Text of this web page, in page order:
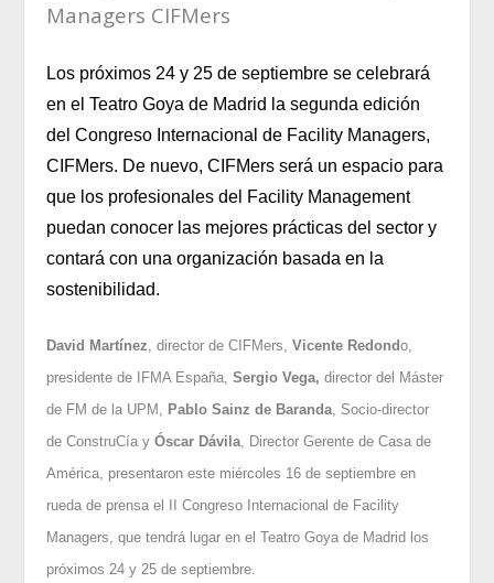
Managers CIFMers
Los próximos 24 y 25 de septiembre se celebrará
en el Teatro Goya de Madrid la segunda edición
del Congreso Internacional de Facility Managers,
CIFMers. De nuevo, CIFMers será un espacio para
que los profesionales del Facility Management
puedan conocer las mejores prácticas del sector y
contará con una organización basada en la
sostenibilidad.
David Martínez, director de CIFMers,Vicente Redondo,
presidente de IFMA España,Sergio Vega, director del Máster
de FM de la UPM, Pablo Sainz de Baranda, Socio-director
de ConstruCía yÓscar Dávila, Director Gerente de Casa de
América, presentaron este miércoles 16 de septiembre en
rueda de prensa el II Congreso Internacional de Facility
Managers, que tendrá lugar en el Teatro Goya de Madrid los
próximos 24 y 25 de septiembre.